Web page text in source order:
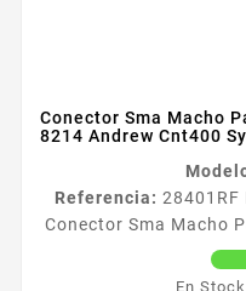
Conector Sma Macho
8214 Andrew Cnt400
Referencia: 28401 RF
Conector Sma Macho
8214 Andrew Cnt400
Tipo de ConectorEn Stock